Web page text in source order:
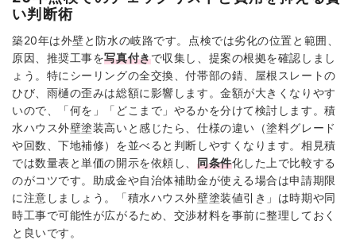
い判断術
築20年は外壁と防水の岐路です。点検では劣化の位置と範囲、
原因、推奨工事を写真付きで収集し、提案の根拠を確認しまし
ょう。特にシーリングの全交換、付帯部の錆、屋根スレートの
ひび、雨樋の歪みは総額に影響します。金額が大きくなりやす
いので、「何を」「どこまで」やるかを分けて検討します。積
水ハウス外壁塗装高いと感じたら、仕様の違い（塗料グレード
や回数、下地補修）を並べると判断しやすくなります。相見積
では数量表と単価の開示を依頼し、 同条件化した上で比較する
のがコツです。助成金や自治体補助金が使える場合は申請期限
に注意しましょう。「積水ハウス外壁塗装値引き」は時期や同
時工事で可能性が広がるため、交渉材料を事前に整理しておく
と良いです。